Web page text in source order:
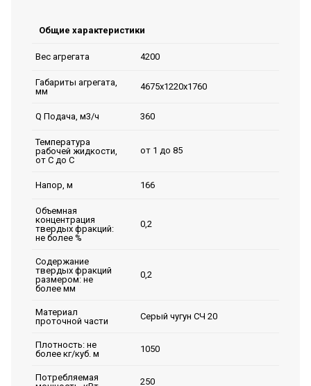
Общие характеристики
Вес агрегата 4200
Габариты агрегата,
мм
4675x1220x1760
Q Подача, м3/ч 360
Температура
рабочей жидкости,
от С до С
от 1 до 85
Напор, м 166
Объемная
концентрация
твердых фракций:
не более %
0,2
Содержание
твердых фракций
размером: не
более мм
0,2
Материал
проточной части
Серый чугун СЧ 20
Плотность: не
более кг/куб. м
1050
Потребляемая
250